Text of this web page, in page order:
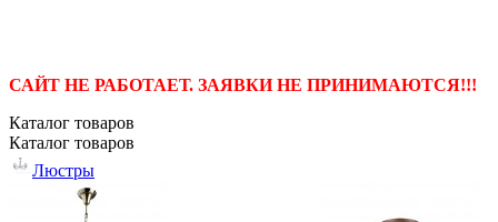
САЙТ НЕ РАБОТАЕТ. ЗАЯВКИ НЕ ПРИНИМАЮТСЯ!!!
Каталог товаров
Каталог товаров
Люстры